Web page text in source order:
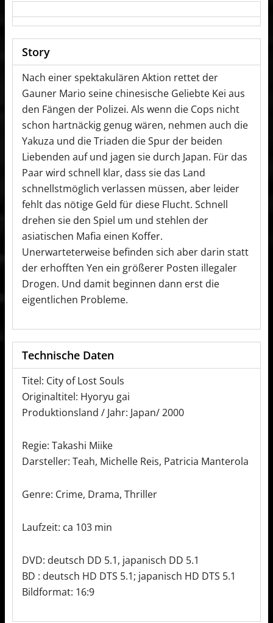
Story
Nach einer spektakulären Aktion rettet der
Gauner Mario seine chinesische Geliebte Kei aus
den Fängen der Polizei. Als wenn die Cops nicht
schon hartnäckig genug wären, nehmen auch die
Yakuza und die Triaden die Spur der beiden
Liebenden auf und jagen sie durch Japan. Für das
Paar wird schnell klar, dass sie das Land
schnellstmöglich verlassen müssen, aber leider
fehlt das nötige Geld für diese Flucht. Schnell
drehen sie den Spiel um und stehlen der
asiatischen Mafia einen Koffer.
Unerwarteterweise befinden sich aber darin statt
der erhofften Yen ein größerer Posten illegaler
Drogen. Und damit beginnen dann erst die
eigentlichen Probleme.
Technische Daten
Titel: City of Lost Souls
Originaltitel: Hyoryu gai
Produktionsland / Jahr: Japan/ 2000
Regie: Takashi Miike
Darsteller: Teah, Michelle Reis, Patricia Manterola
Genre: Crime, Drama, Thriller
Laufzeit: ca 103 min
DVD: deutsch DD 5.1, japanisch DD 5.1
BD : deutsch HD DTS 5.1; japanisch HD DTS 5.1
Bildformat: 16:9